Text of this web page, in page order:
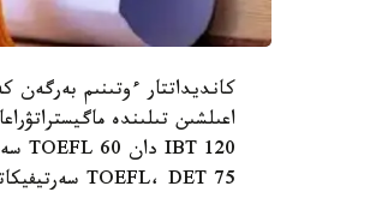
كانديداتتار ءوتىنىم بەرگەن
TOEFL، DET 75 سەرتيفيكاتتارىن ۇسىنۋى ءتيىس.